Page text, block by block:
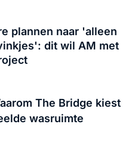
plannen naar 'alleen
dit wil AM met
The Bridge kiest
wasruimte